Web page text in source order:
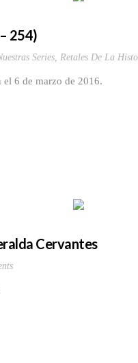
254)
Series, Retales De La
6 de marzo de 2016.
Cervantes